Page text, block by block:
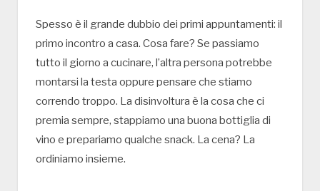
Spesso è il grande dubbio dei primi appuntamenti: il
primo incontro a casa. Cosa fare? Se passiamo
tutto il giorno a cucinare, l’altra persona potrebbe
montarsi la testa oppure pensare che stiamo
correndo troppo. La disinvoltura è la cosa che ci
premia sempre, stappiamo una buona bottiglia di
vino e prepariamo qualche snack. La cena? La
ordiniamo insieme.